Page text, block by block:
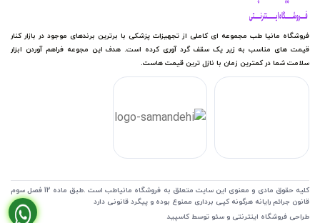
فروشگاه مانیا طب مجموعه ای کاملی از تجهیزات پزشکی با برترین برندهای موجود در بازار کنار
قیمت های مناسب به زیر یک سقف گرد آوری کرده است. هدف این مجوعه فراهم آوردن ابزار
سلامت شما در کمترین زمان با نازل ترین قیمت هاست.
کلیه حقوق مادی و معنوی این سایت متعلق به فروشگاه مانیاطب است .طبق ماده 12 فصل سوم
قانون جرائم رایانه هرگونه کپی برداری ممنوع بوده و پیگرد قانونی دارد
طراحی فروشگاه اینترنتی و سئو توسط کاسپید